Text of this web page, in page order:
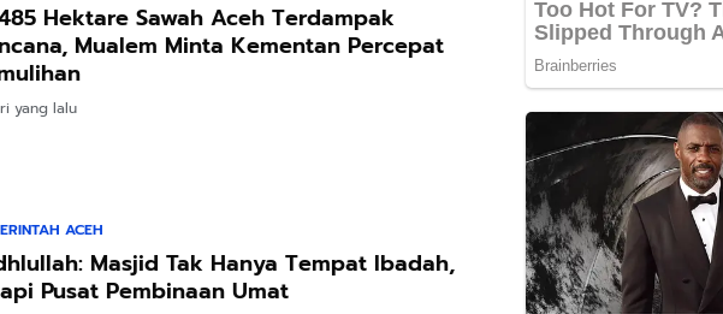
Hektare Sawah Aceh Terdampak
Mualem Minta Kementan Percepat
yang lalu
ACEH
Masjid Tak Hanya Tempat Ibadah,
Pusat Pembinaan Umat